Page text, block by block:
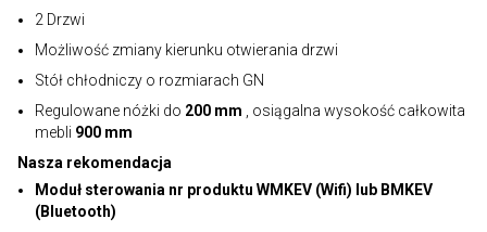
2 Drzwi
Możliwość zmiany kierunku otwierania drzwi
Stół chłodniczy o rozmiarach GN
Regulowane nóżki do 200 mm
, osiągalna wysokość całkowita
mebli 900 mm
Nasza rekomendacja
Moduł sterowania nr produktu WMKEV (Wifi) lub BMKEV
(Bluetooth)